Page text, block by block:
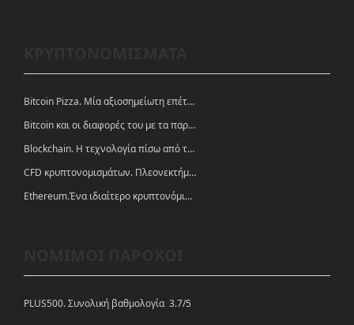
Bitcoin Pizza. Μία αξιοσημείωτη επέτειος.
Bitcoin και οι διαφορές του με τα παραδοσιακά νομίσματα
Blockchain. Η τεχνολογία πίσω από τα κρυπτονομίσματα
CFD κρυπτονομισμάτων. Πλεονεκτήματα και ευκαιρίες
Ethereum.Ένα ιδιαίτερο κρυπτονόμισμα-πλατφόρμα
PLUS500. Συνολική βαθμολογία 3.7/5